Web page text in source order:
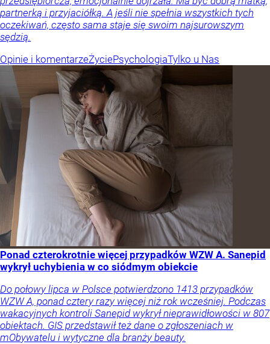
partnerką i przyjaciółką. A jeśli nie spełnia wszystkich tych
oczekiwań, często sama staje się swoim najsurowszym
sędzią.
Opinie i komentarzeŻyciePsychologiaTylko u Nas
Ponad czterokrotnie więcej przypadków WZW A. Sanepid
wykrył uchybienia w co siódmym obiekcie
Do połowy lipca w Polsce potwierdzono 1413 przypadków
WZW A, ponad cztery razy więcej niż rok wcześniej. Podczas
wakacyjnych kontroli Sanepid wykrył nieprawidłowości w 807
obiektach. GIS przedstawił też dane o zgłoszeniach w
mObywatelu i wytyczne dla branży beauty.